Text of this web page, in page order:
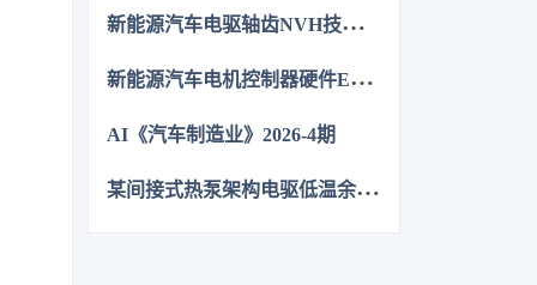
改板。100万颗用量售后赔付从45万
著，助力国产化替代。
新
能源汽车电驱轴齿NVH技术图谱研究
新
能源汽车电机控制器硬件EMC源头抑制技术
AI《汽车制造业》2026-4期
某
间接式热泵架构电驱低温余热利用控制方法的仿真优化研究